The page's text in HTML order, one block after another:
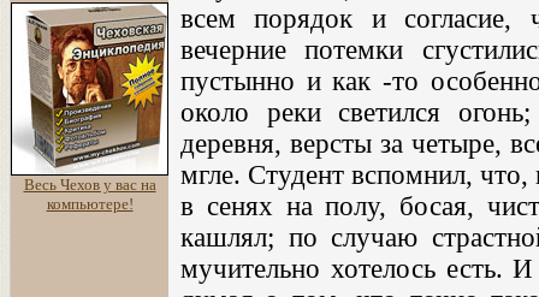
Весь Чехов у вас на
компьютере!
всем порядок и согласие,
вечерние потемки
пустынно и как -то
около реки светился
деревня, версты за четыре,
мгле. Студент вспомнил, что,
в сенях на полу, босая,
кашлял; по случаю
мучительно хотелось есть.